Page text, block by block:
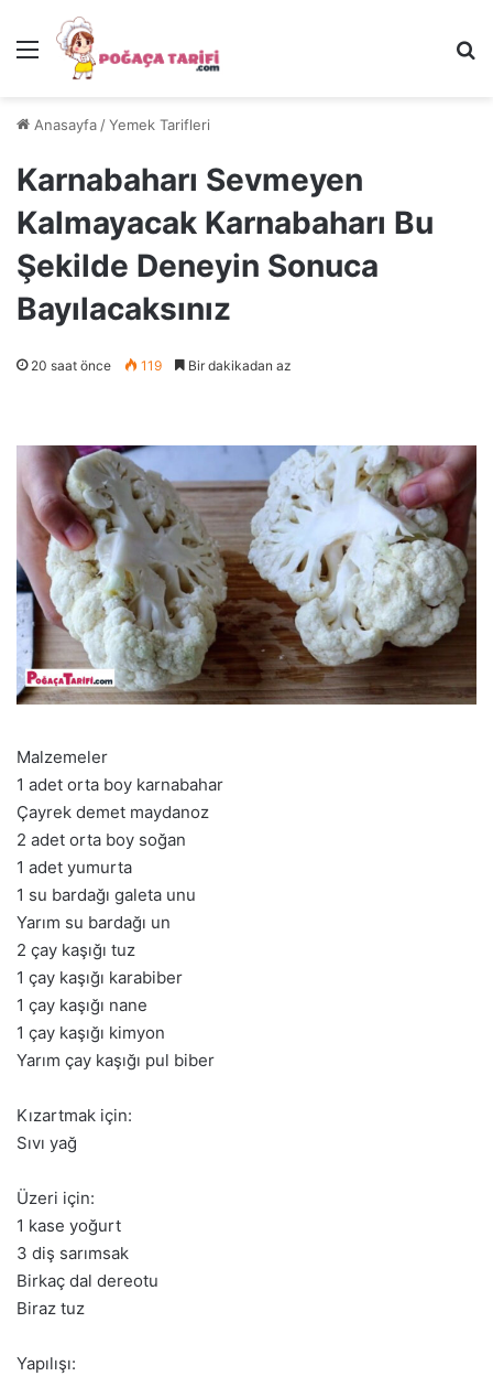
Menü
Anasayfa /Yemek Tarifleri
Karnabaharı Sevmeyen
Kalmayacak Karnabaharı Bu
Şekilde Deneyin Sonuca
Bayılacaksınız
20 saat önce 119 Bir dakikadan az
Malzemeler
1 adet orta boy karnabahar
Çayrek demet maydanoz
2 adet orta boy soğan
1 adet yumurta
1 su bardağı galeta unu
Yarım su bardağı un
2 çay kaşığı tuz
1 çay kaşığı karabiber
1 çay kaşığı nane
1 çay kaşığı kimyon
Yarım çay kaşığı pul biber
Kızartmak için:
Sıvı yağ
Üzeri için:
1 kase yoğurt
3 diş sarımsak
Birkaç dal dereotu
Biraz tuz
Yapılışı: